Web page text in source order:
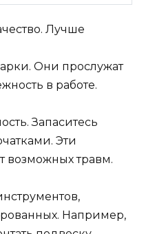
Лучше
Они прослужат
в работе.
Запаситесь
Эти
возможных травм.
Например,